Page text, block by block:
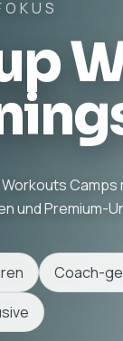
Camps
und Premium-
Coach-